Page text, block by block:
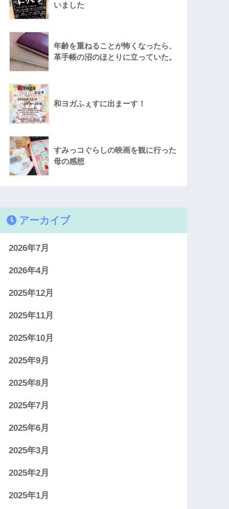
いました
年齢を重ねることが怖くなったら、
革手帳の沼のほとりに立っていた。
和ヨガふぇすに出まーす！
すみっコぐらしの映画を観に行った
母の感想
アーカイブ
2026年7月
2026年4月
2025年12月
2025年11月
2025年10月
2025年9月
2025年8月
2025年7月
2025年6月
2025年3月
2025年2月
2025年1月